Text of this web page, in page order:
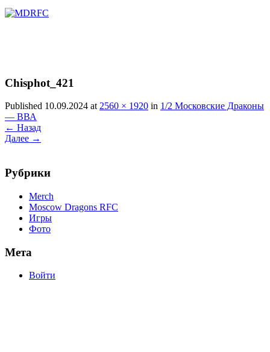
Перейти
к
Chisphot_421
Published 10.09.2024 at2560 × 1920 in 1/2 Московские Драконы
— ВВА
← Назад
Далее →
Рубрики
Merch
Moscow Dragons RFC
Игры
Фото
Мета
Войти